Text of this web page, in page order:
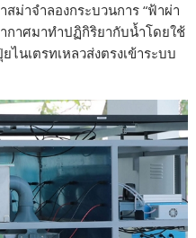
ม่าจำลองกระบวนการ “ฟ้าผ่า
กาศมาทำปฏิกิริยากับน้ำโดยใช้
นเตรทเหลวส่งตรงเข้าระบบ